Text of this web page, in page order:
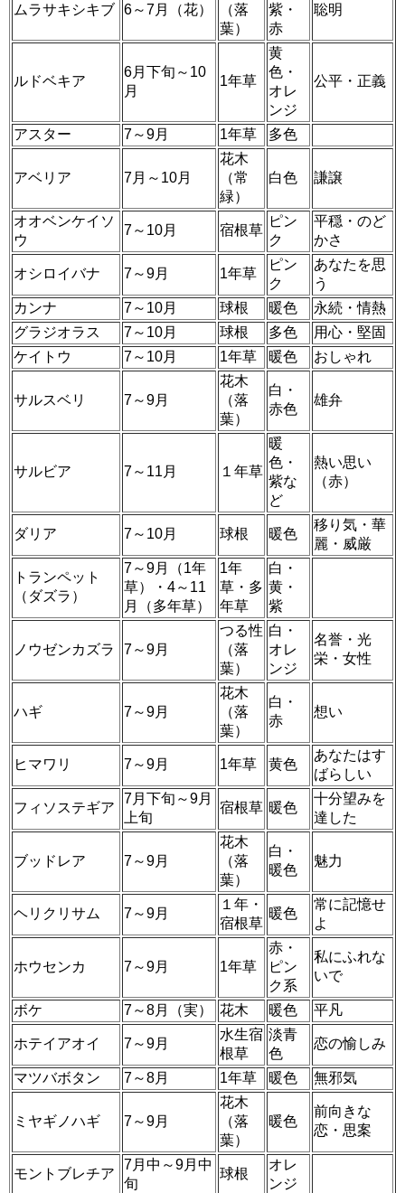
ムラサキシキブ 6～7月（花）
（落
葉）
紫・
赤
聡明
ルドベキア
6月下旬～10
月
1年草
黄
色・
オレ
ンジ
公平・正義
アスター 7～9月 1年草 多色
アベリア 7月～10月
花木
（常
緑）
白色 謙譲
オオベンケイソ
ウ
7～10月 宿根草
ピン
ク
平穏・のど
かさ
オシロイバナ 7～9月 1年草
ピン
ク
あなたを思
う
カンナ
7～10月 球根 暖色
永続・情熱
グラジオラス
7～10月 球根 多色
用心・堅固
ケイトウ
7～10月 1年草 暖色 おしゃれ
サルスベリ 7～9月
花木
（落
葉）
白・
赤色
雄弁
サルビア 7～11月 １年草
暖
色・
紫な
ど
熱い思い
（赤）
ダリア 7～10月 球根 暖色
移り気・華
麗・威厳
トランペット
（ダズラ）
7～9月（1年
草）・4～11
月（多年草）
1年
草・多
年草
白・
黄・
紫
ノウゼンカズラ 7～9月
つる性
（落
葉）
白・
オレ
ンジ
名誉・光
栄・女性
ハギ 7～9月
花木
（落
葉）
白・
赤
想い
ヒマワリ 7～9月 1年草 黄色
あなたはす
ばらしい
フィソステギア
7月下旬～9月
上旬
宿根草 暖色
十分望みを
達した
ブッドレア 7～9月
花木
（落
葉）
白・
暖色
魅力
ヘリクリサム 7～9月
１年・
宿根草
暖色
常に記憶せ
よ
ホウセンカ 7～9月 1年草
赤・
ピン
ク系
私にふれな
いで
ボケ 7～8月（実） 花木 暖色 平凡
ホテイアオイ 7～9月
水生宿
根草
淡青
色
恋の愉しみ
マツバボタン 7～8月 1年草 暖色 無邪気
ミヤギノハギ 7～9月
花木
（落
葉）
暖色
前向きな
恋・思案
モントブレチア
7月中～9月中
旬
球根
オレ
ンジ